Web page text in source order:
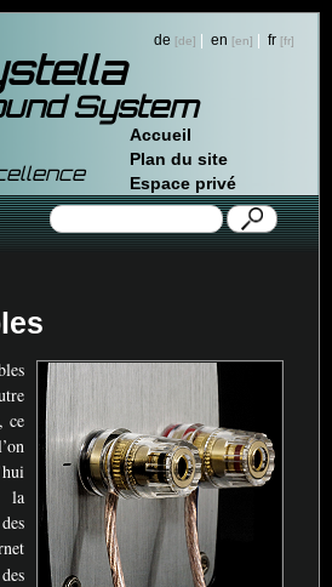
System
de | en | fr
Accueil
Plan du site
Espace privé
ce
la